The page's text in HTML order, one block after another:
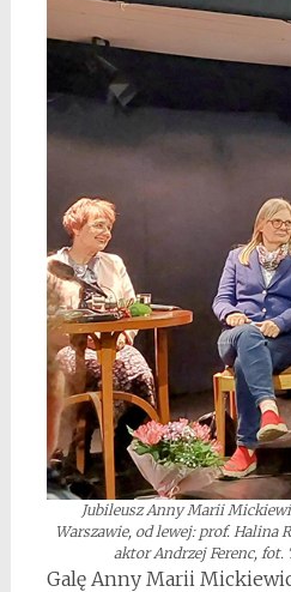
Jubileusz Anny Marii
Warszawie, od lewej: prof. Halina
aktor Andrzej Ferenc,
Galę Anny Marii